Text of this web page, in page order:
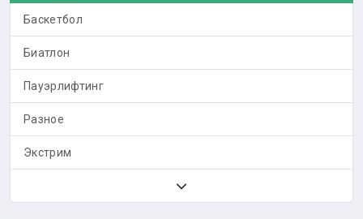
Баскетбол
Биатлон
Пауэрлифтинг
Разное
Экстрим